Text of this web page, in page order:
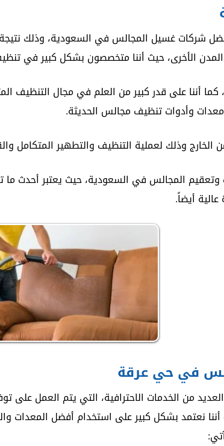
غسيل المجالس في السعودية، وذلك نتيجة
الأخرى، حيث أننا متخصصون بشكل كبير في
المجال، كما أننا على قدر كبير من العلم في مجال
وأدوات تنظيف مجالس الحديثة.
وذلك لعملية التنظيف والتطهير المتكامل
المجالس في السعودية، حيث يعتبر أحدث ما
أيضاً.
في حي عرقة
من الخدمات الاحترافية، التي يتم العمل على
نعتمد بشكل كبير على استخدام أفضل المعدات